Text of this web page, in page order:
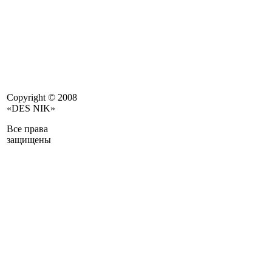
Copyright © 2008
«DES NIK»
Все права
защищены